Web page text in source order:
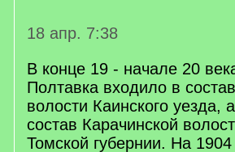
18 апр. 7:38
В конце 19 - начале 20
Полтавка входило в
волости Каинского уезда,
состав Карачинской
Томской губернии. На